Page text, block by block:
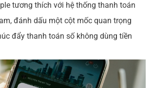
tương thích với hệ thống thanh toán
đánh dấu một cột mốc quan trọng
đẩy thanh toán số không dùng tiền